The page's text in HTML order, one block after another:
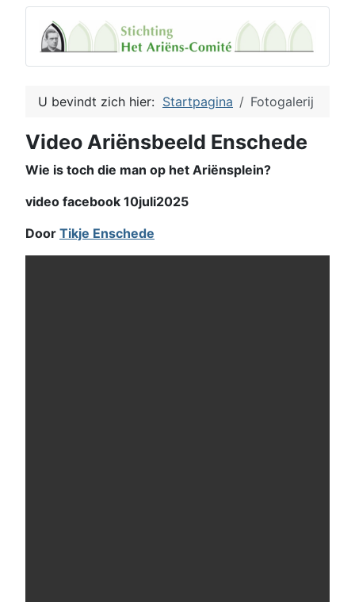
U bevindt zich hier: Startpagina Fotogalerij
Video Ariënsbeeld Enschede
Wie is toch die man op het Ariënsplein?
video facebook 10juli2025
Door Tikje Enschede